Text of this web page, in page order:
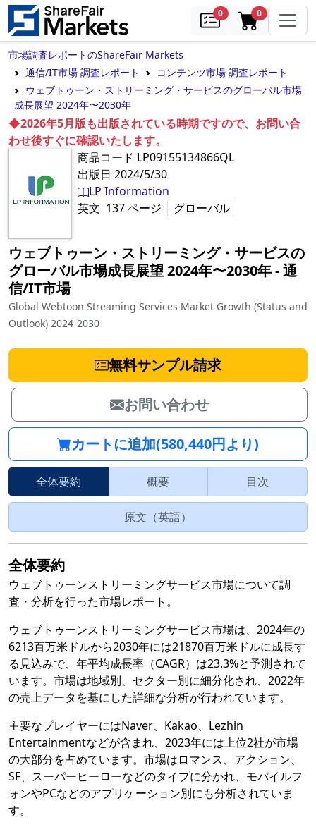
0samples0in cart
市場調査レポートのShareFair Markets
通信/IT市場 調査レポート
コンテンツ市場 調査レポート
ウェブトゥーン・ストリーミング・サービスのグローバル市場
成長展望 2024年〜2030年
◆2026年5月版も出版されている時期ですので、お問い合
わせ後すぐに確認いたします。
商品コード LP09155134866QL
出版日 2024/5/30
LP Information
英文 137ページ グローバル
ウェブトゥーン・ストリーミング・サービスの
グローバル市場成長展望 2024年〜2030年‐通
信/IT市場
Global Webtoon Streaming Services Market Growth (Status and
Outlook) 2024-2030
無料サンプル請求
お問い合わせ
カートに追加(580,440円より)
全体要約 概要 目次
原文（英語）
全体要約
ウェブトゥーンストリーミングサービス市場について調
査・分析を行った市場レポート。
ウェブトゥーンストリーミングサービス市場は、2024年の
6213百万米ドルから2030年には21870百万米ドルに成長す
る見込みで、年平均成長率（CAGR）は23.3%と予測されて
います。市場は地域別、セクター別に細分化され、2022年
の売上データを基にした詳細な分析が行われています。
主要なプレイヤーにはNaver、Kakao、Lezhin
Entertainmentなどが含まれ、2023年には上位2社が市場
の大部分を占めています。市場はロマンス、アクション、
SF、スーパーヒーローなどのタイプに分かれ、モバイルフ
ォンやPCなどのアプリケーション別にも分析されていま
す。